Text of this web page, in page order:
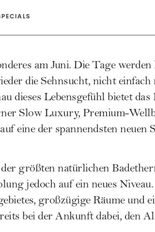
am Juni. Die Tage
die Sehnsucht, nicht
dieses Lebensgefühl bietet
Slow Luxury, Premium-
eine der spannendsten
größten natürlichen
jedoch auf ein neues
großzügige Räume und
bei der Ankunft dabei, den